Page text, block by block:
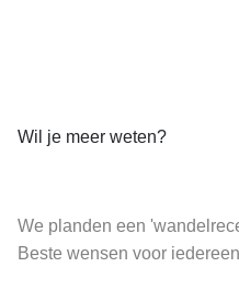
Wil je meer weten?
We planden een
Beste wensen voor